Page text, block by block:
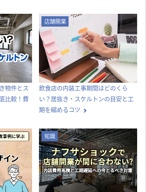
物件とス
比較！費
店舗開業
飲食店の内装工事期間はどのくら
い？居抜き・スケルトンの目安と工
期を縮めるコツ
知識